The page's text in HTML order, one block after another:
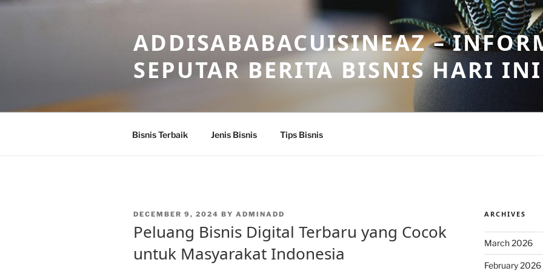
Skip
ADDISABABACUISINEAZ –
SEPUTAR BERITA BISNIS HARI INI
Bisnis Terbaik Jenis Bisnis Tips Bisnis
POSTED
DECEMBER 9, 2024 BY ADMINADD
Peluang Bisnis Digital Terbaru yang Cocok
untuk Masyarakat Indonesia
ARCHIVES
March 2026
February 2026